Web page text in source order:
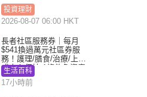
投資理財
2026-08-07 06:00 HKT
長者社區服務券｜每月
$541換過萬元社區券服
務！護理/膳食/治療/上門
或中心任揀 1條件免資產
審查（附申請資格及教
學）
生活百科
17小時前